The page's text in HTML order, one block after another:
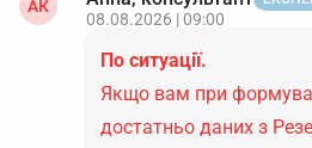
АК
08.08.2026 | 09:00
По ситуації.
Якщо вам при
достатньо даних з